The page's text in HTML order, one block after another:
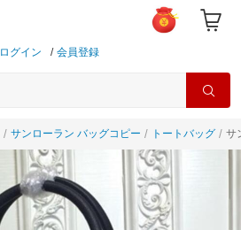
ログイン / 会員登録
サンローラン バッグコピー トートバッグ サ